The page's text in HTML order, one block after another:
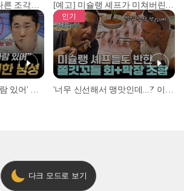
[예고] 몸통만 남고, 다른 조각은 어디에..? 시화호에서 드러난 충격적인 토막 살인사건! [예고] 미슐랭 셰프가 미쳐버린 이유! 본능이 깨어난 사건은?
인기
다크 모드로 보기